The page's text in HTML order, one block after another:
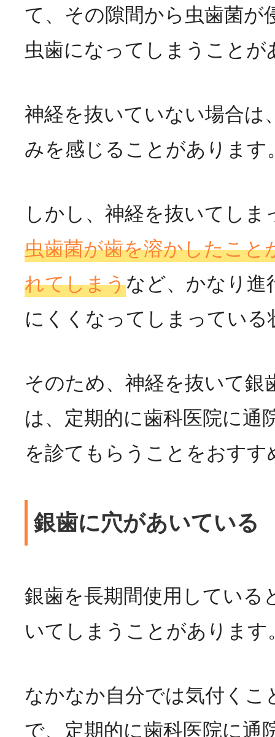
て、その隙間から虫歯菌が
虫歯になってしまうことが
神経を抜いていない場合は
みを感じることがあります
しかし、神経を抜いてしま
虫歯菌が歯を溶かしたこと
れてしまうなど、かなり進
にくくなってしまっている
そのため、神経を抜いて銀
は、定期的に歯科医院に通
を診てもらうことをおすす
銀歯に穴があいている
銀歯を長期間使用している
いてしまうことがあります
なかなか自分では気付くこ
で、定期的に歯科医院に通